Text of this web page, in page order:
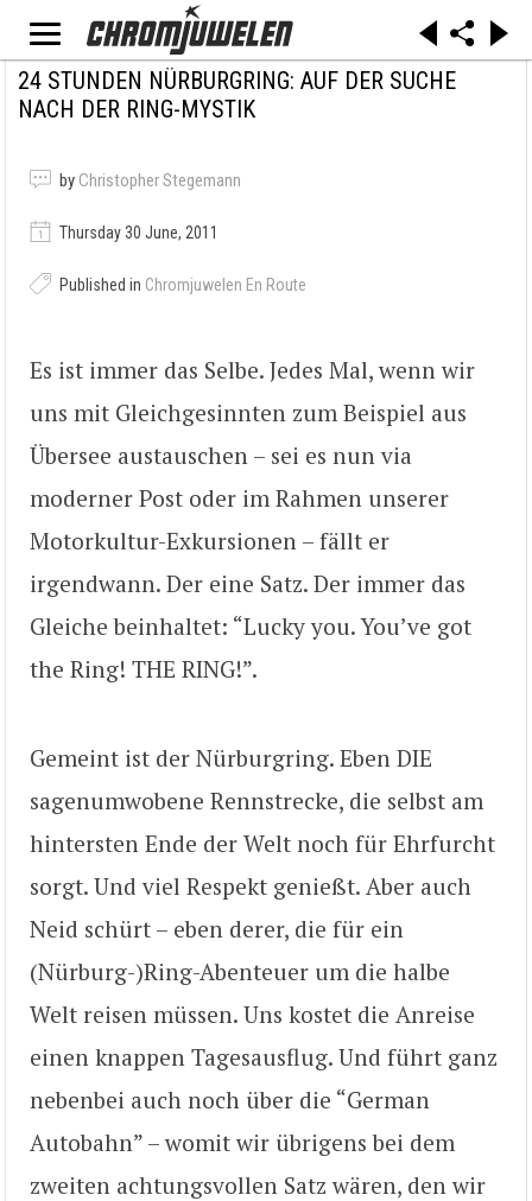
24 STUNDEN NÜRBURGRING: AUF DER SUCHE
NACH DER RING-MYSTIK
by Christopher Stegemann
Thursday 30 June, 2011
Published in Chromjuwelen En Route
Es ist immer das Selbe. Jedes Mal, wenn wir
uns mit Gleichgesinnten zum Beispiel aus
Übersee austauschen – sei es nun via
moderner Post oder im Rahmen unserer
Motorkultur-Exkursionen – fällt er
irgendwann. Der eine Satz. Der immer das
Gleiche beinhaltet: “Lucky you. You’ve got
the Ring! THE RING!”.
Gemeint ist der Nürburgring. Eben DIE
sagenumwobene Rennstrecke, die selbst am
hintersten Ende der Welt noch für Ehrfurcht
sorgt. Und viel Respekt genießt. Aber auch
Neid schürt – eben derer, die für ein
(Nürburg-)Ring-Abenteuer um die halbe
Welt reisen müssen. Uns kostet die Anreise
einen knappen Tagesausflug. Und führt ganz
nebenbei auch noch über die “German
Autobahn” – womit wir übrigens bei dem
zweiten achtungsvollen Satz wären, den wir